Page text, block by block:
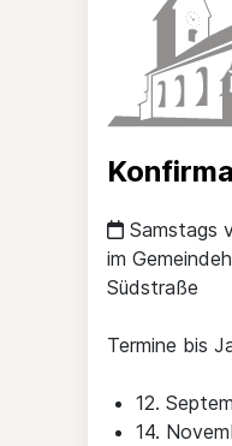
Samstags
im
Südstraße
Termine bis
12.
14.